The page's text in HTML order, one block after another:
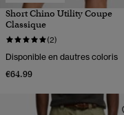
Short Chino Utility Coupe
Classique
(2)
Disponible en dautres coloris
€64.99